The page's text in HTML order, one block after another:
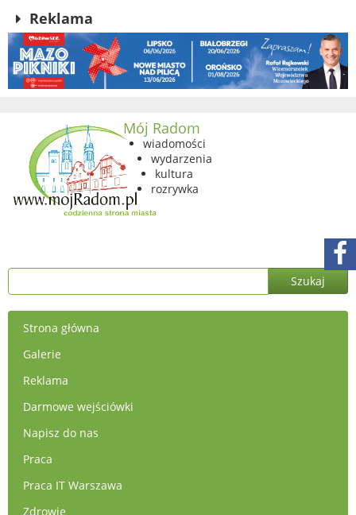
Reklama
Mój Radom
wiadomości
wydarzenia
kultura
rozrywka
Strona główna
Galerie
Reklama
Darmowe wejściówki
Napisz do nas
Praca
Praca IT Warszawa
Zdrowie